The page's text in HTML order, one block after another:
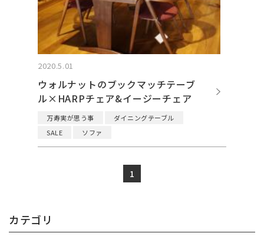
2020.5.01
ウォルナットのブックマッチテーブ
ル×HARPチェア&イージーチェア
万寿実が思う事 ダイニングテーブル
SALE ソファ
1
カテゴリ